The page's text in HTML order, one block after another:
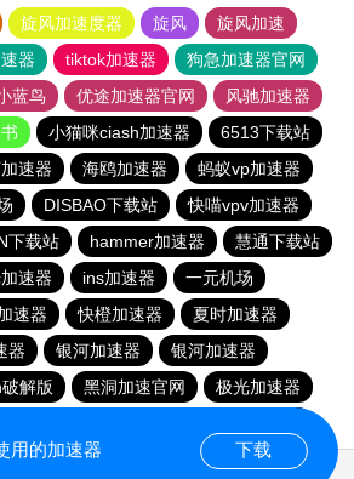
旋风加速度器 旋风
旋风加速
器 tiktok加速器
狗急加速器官网
蓝鸟 优途加速器官网
风驰加速器
小猫咪ciash加速器
6513下载站
速器 海鸥加速器
蚂蚁vp加速器
DISBAO下载站
快喵vpv加速器
下载站 hammer加速器
慧通下载站
速器 ins加速器
一元机场
速器 快橙加速器
夏时加速器
器 银河加速器
银河加速器
解版 黑洞加速官网
极光加速器
用的加速器 下载